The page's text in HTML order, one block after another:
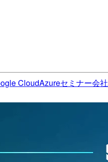
CloudAzureセミナー会